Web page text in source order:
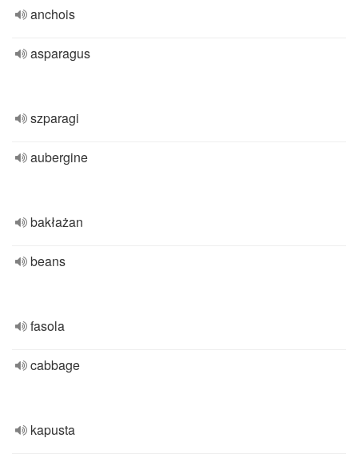
anchois
asparagus
szparagi
aubergine
bakłażan
beans
fasola
cabbage
kapusta